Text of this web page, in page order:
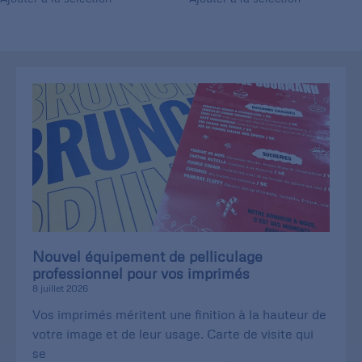
Nouvel équipement de pelliculage
professionnel pour vos imprimés
8 juillet 2026
Vos imprimés méritent une finition à la hauteur de
votre image et de leur usage. Carte de visite qui
se